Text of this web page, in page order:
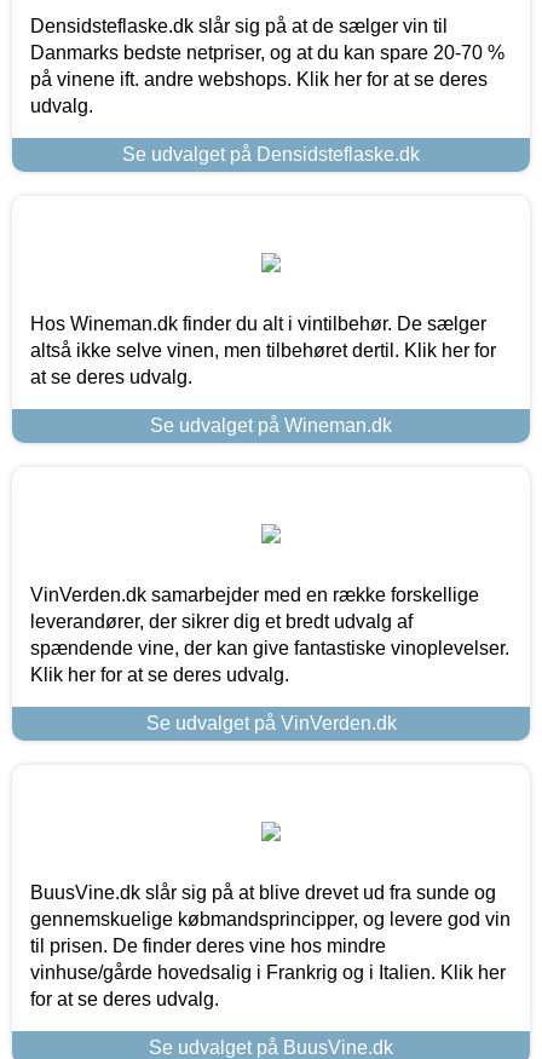
Densidsteflaske.dk slår sig på at de sælger vin til
Danmarks bedste netpriser, og at du kan spare 20-70 %
på vinene ift. andre webshops. Klik her for at se deres
udvalg.
Se udvalget på Densidsteflaske.dk
Hos Wineman.dk finder du alt i vintilbehør. De sælger
altså ikke selve vinen, men tilbehøret dertil. Klik her for
at se deres udvalg.
Se udvalget på Wineman.dk
VinVerden.dk samarbejder med en række forskellige
leverandører, der sikrer dig et bredt udvalg af
spændende vine, der kan give fantastiske vinoplevelser.
Klik her for at se deres udvalg.
Se udvalget på VinVerden.dk
BuusVine.dk slår sig på at blive drevet ud fra sunde og
gennemskuelige købmandsprincipper, og levere god vin
til prisen. De finder deres vine hos mindre
vinhuse/gårde hovedsalig i Frankrig og i Italien. Klik her
for at se deres udvalg.
Se udvalget på BuusVine.dk